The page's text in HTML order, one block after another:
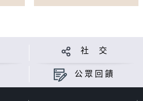
社 交
公眾回饋